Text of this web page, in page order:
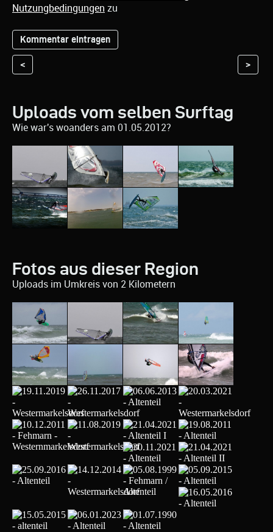
Nutzungbedingungen zu
< >
Uploads vom selben Surftag
Wie war's woanders am 01.05.2012?
Fotos aus dieser Region
Uploads im Umkreis von 2 Kilometern